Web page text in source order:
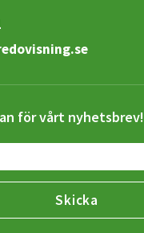
för vårt nyhetsbrev!